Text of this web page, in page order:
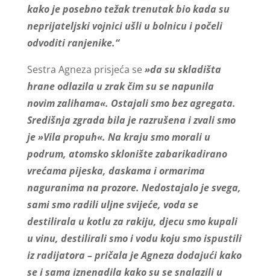
kako je posebno težak trenutak bio kada su
neprijateljski vojnici ušli u bolnicu i počeli
odvoditi ranjenike.“
Sestra Agneza prisjeća se»da su skladišta
hrane odlazila u zrak čim su se napunila
novim zalihama«. Ostajali smo bez agregata.
Središnja zgrada bila je razrušena i zvali smo
je »Vila propuh«. Na kraju smo morali u
podrum, atomsko sklonište zabarikadirano
vrećama pijeska, daskama i ormarima
naguranima na prozore. Nedostajalo je svega,
sami smo radili uljne svijeće, voda se
destilirala u kotlu za rakiju, djecu smo kupali
u vinu, destilirali smo i vodu koju smo ispustili
iz radijatora – pričala je Agneza dodajući kako
se i sama iznenadila kako su se snalazili u